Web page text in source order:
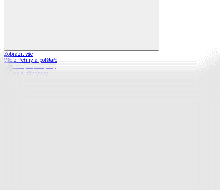
Zobrazit vše
Vše z Peřiny a polštáře
Peřiny a přikrývky